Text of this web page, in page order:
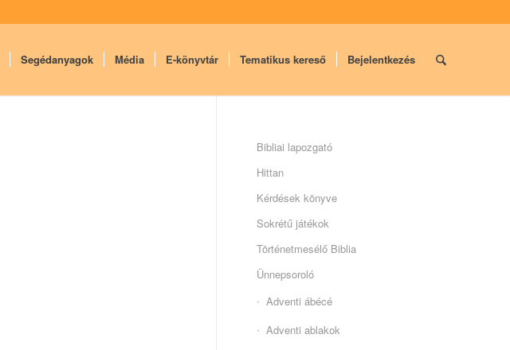
Segédanyagok Média E-könyvtár Tematikus kereső Bejelentkezés
Bibliai lapozgató
Hittan
Kérdések könyve
Sokrétű játékok
Történetmesélő Biblia
Ünnepsoroló
Adventi ábécé
Adventi ablakok